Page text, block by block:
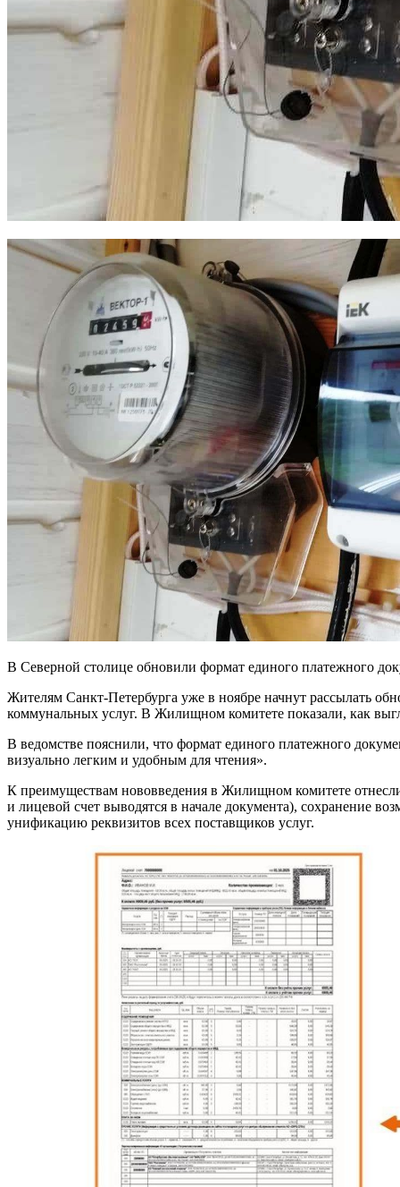
В Северной столице обновили формат единого платежного
Жителям Санкт-Петербурга уже в ноябре начнут рассылать
коммунальных услуг. В Жилищном комитете показали, как
В ведомстве пояснили, что формат единого платежного
визуально легким и удобным для чтения».
К преимуществам нововведения в Жилищном комитете
и лицевой счет выводятся в начале документа), сохранение
унификацию реквизитов всех поставщиков услуг.